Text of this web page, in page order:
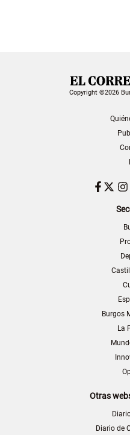
Copyright ©2026
Burgos
La
Otras
Diario de